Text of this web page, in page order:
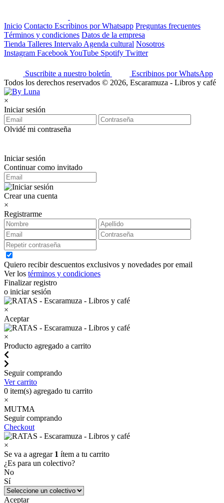
Inicio Contacto Escribinos por Whatsapp Preguntas frecuentes
Términos y condiciones Datos de la empresa
Tienda Talleres Intervalo Agenda cultural Nosotros
Instagram FacebookYouTube Spotify Twitter
Suscribite a nuestro boletín
Escribinos por WhatsApp
Todos los derechos reservados © 2026, Escaramuza - Libros y café
×
Iniciar sesión
Olvidé mi contraseña
Iniciar sesión
Continuar como invitado
Crear una cuenta
×
Registrarme
Quiero recibir descuentos exclusivos y novedades por email
Ver los términos y condiciones
Finalizar registro
o iniciar sesión
×
Aceptar
×
Producto agregado a carrito
Seguir comprando
Ver carrito
0 item(s) agregado tu carrito
×
MUTMA
Seguir comprando
Checkout
×
Se va a agregar 1 ítem a tu carrito
¿Es para un colectivo?
No
Sí
Aceptar